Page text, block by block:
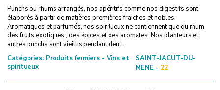
Punchs ou rhums arrangés, nos apéritifs comme nos digestifs sont
élaborés à partir de matières premières fraiches et nobles.
Aromatiques et parfumés, nos spiritueux ne contiennent que du rhum,
des fruits exotiques , des épices et des aromates. Nos planteurs et
autres punchs sont vieillis pendant deu...
Catégories: Produits fermiers - Vins et
spiritueux
SAINT-JACUT-DU-
MENE - 22